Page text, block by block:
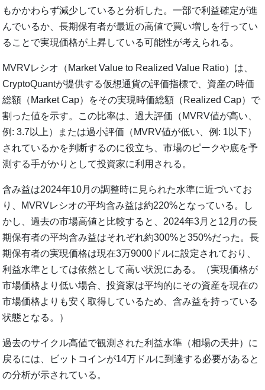
もかかわらず減少していると分析した。一部で利益確定が進
んでいるか、長期保有者が最近の高値で買い増しを行ってい
ることで実現価格が上昇している可能性が考えられる。
MVRVレシオ（Market Value to Realized Value Ratio）は、
CryptoQuantが提供する仮想通貨の評価指標で、資産の時価
総額（Market Cap）をその実現時価総額（Realized Cap）で
割った値を示す。この比率は、過大評価（MVRV値が高い、
例: 3.7以上）または過小評価（MVRV値が低い、例: 1以下）
されているかを判断するのに役立ち、市場のピークや底を予
測する手がかりとして投資家に利用される。
含み益は2024年10月の調整時に見られた水準に近づいてお
り、MVRVレシオの平均含み益は約220%となっている。し
かし、過去の市場高値と比較すると、2024年3月と12月の長
期保有者の平均含み益はそれぞれ約300%と350%だった。長
期保有者の実現価格は現在3万9000ドルに設定されており、
利益水準としては依然として高い状況にある。（実現価格が
市場価格より低い場合、投資家は平均的にその資産を現在の
市場価格よりも安く取得しているため、含み益を持っている
状態となる。）
過去のサイクル高値で観測された利益水準（相場の天井）に
戻るには、ビットコインが14万ドルに到達する必要があると
の分析が示されている。